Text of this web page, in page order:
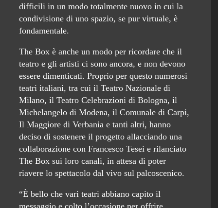
difficili in un modo totalmente nuovo in cui la
condivisione di uno spazio, se pur virtuale, è
fondamentale.
The Box è anche un modo per ricordare che il
teatro e gli artisti ci sono ancora, e non devono
essere dimenticati. Proprio per questo numerosi
teatri italiani, tra cui il Teatro Nazionale di
Milano, il Teatro Celebrazioni di Bologna, il
Michelangelo di Modena, il Comunale di Carpi,
Il Maggiore di Verbania e tanti altri, hanno
deciso di sostenere il progetto allacciando una
collaborazione con Francesco Tesei e rilanciato
The Box sui loro canali, in attesa di poter
riavere lo spettacolo dal vivo sul palcoscenico.
“È bello che vari teatri abbiano capito il